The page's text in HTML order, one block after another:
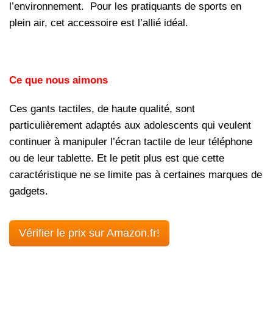
l’environnement. Pour les pratiquants de sports en
plein air, cet accessoire est l’allié idéal.
Ce que nous aimons
Ces gants tactiles, de haute qualité, sont
particulièrement adaptés aux adolescents qui veulent
continuer à manipuler l’écran tactile de leur téléphone
ou de leur tablette. Et le petit plus est que cette
caractéristique ne se limite pas à certaines marques de
gadgets.
Vérifier le prix sur Amazon.fr!